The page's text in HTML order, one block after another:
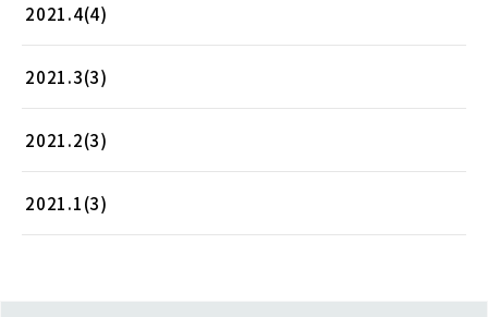
2021.4(4)
2021.3(3)
2021.2(3)
2021.1(3)